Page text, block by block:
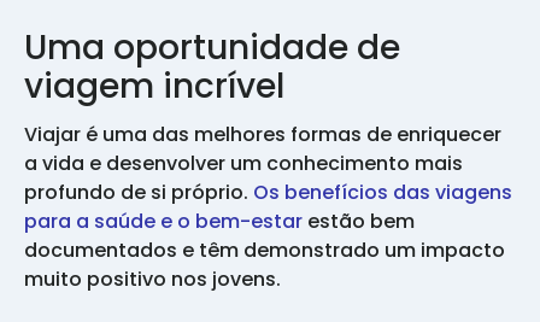
Uma oportunidade de
viagem incrível
Viajar é uma das melhores formas de enriquecer
a vida e desenvolver um conhecimento mais
profundo de si próprio. Os benefícios das viagens
para a saúde e o bem-estar estão bem
documentados e têm demonstrado um impacto
muito positivo nos jovens.